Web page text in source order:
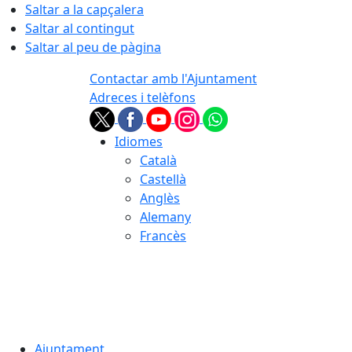
Saltar a la capçalera
Saltar al contingut
Saltar al peu de pàgina
Contactar amb l'Ajuntament
Adreces i telèfons
Idiomes
Català
Castellà
Anglès
Alemany
Francès